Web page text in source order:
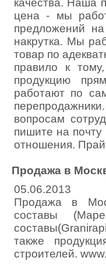
качества. Наша
цена - мы
предложений
накрутка. Мы
товар по
правило к
продукцию
работают по
вопросам
пишите на
отношения.
Продажа в
05.06.2013
Продажа в
составы
также
строителей.